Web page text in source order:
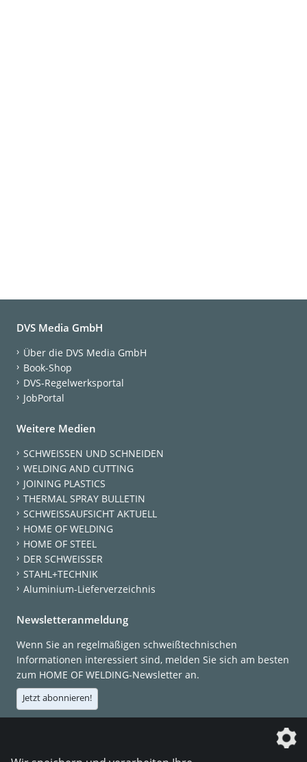
DVS Media GmbH
Über die DVS Media GmbH
Book-Shop
DVS-Regelwerksportal
JobPortal
Weitere Medien
SCHWEISSEN UND SCHNEIDEN
WELDING AND CUTTING
JOINING PLASTICS
THERMAL SPRAY BULLETIN
SCHWEISSAUFSICHT AKTUELL
HOME OF WELDING
HOME OF STEEL
DER SCHWEISSER
STAHL+TECHNIK
Aluminium-Lieferverzeichnis
Newsletteranmeldung
Wenn Sie an regelmäßigen schweißtechnischen
Informationen interessiert sind, melden Sie sich am besten
zum HOME OF WELDING-Newsletter an.
Jetzt abonnieren!
Die DVS Media GmbH ist ein Unternehmen der